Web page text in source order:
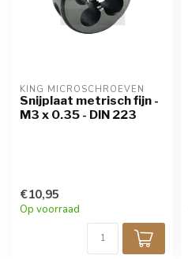
KING MICROSCHROEVEN
Snijplaat metrisch fijn -
M3 x 0.35 - DIN 223
€10,95
Op voorraad